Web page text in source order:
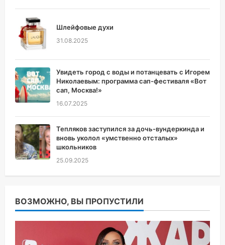
Шлейфовые духи
31.08.2025
Увидеть город с воды и потанцевать с Игорем
Николаевым: программа сап-фестиваля «Вот
сап, Москва!»
16.07.2025
Тепляков заступился за дочь-вундеркинда и
вновь уколол «умственно отсталых»
школьников
25.09.2025
ВОЗМОЖНО, ВЫ ПРОПУСТИЛИ